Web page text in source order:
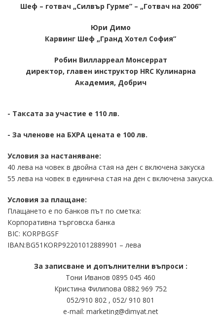
Шеф – готвач „Силвър Гурме” – „Готвач на 2006”
Юри Димо
Карвинг Шеф „Гранд Хотел София”
Робин Вилларреал Монсеррат
директор, главен инструктор HRC Кулинарна
Академия, Добрич
- Таксата за участие е 110 лв.
- За членове на БХРА цената е 100 лв.
Условия за настаняване:
40 лева на човек в двойна стая на ден с включена закуска
55 лева на човек в единична стая на ден с включена закуска.
Условия за плащане:
Плащането е по банков път по сметка:
Корпоративна търговска банка
BIC: KORPBGSF
IBAN:BG51KORP92201012889901 – лева
За записване и допълнителни въпроси :
Тони Иванов 0895 045 460
Кристина Филипова 0882 969 752
052/910 802 , 052/ 910 801
e-mail: marketing@dimyat.net